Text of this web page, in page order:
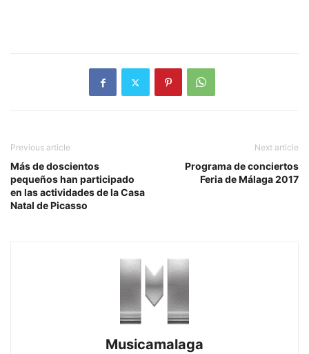
Previous article
Más de doscientos
pequeños han participado
en las actividades de la Casa
Natal de Picasso
Next article
Programa de conciertos
Feria de Málaga 2017
Musicamalaga